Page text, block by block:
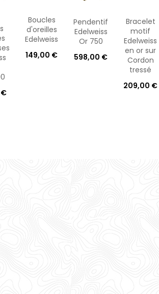
€
Boucles
d'oreilles
Edelweiss
149,00 €
Pendentif
Edelweiss
Or 750
598,00 €
Bracelet
motif
Edelweiss
en or sur
Cordon
tressé
209,00 €